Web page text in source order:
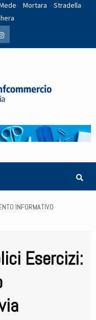
Mortara
Stradella
INFORMATIVO
Esercizi: